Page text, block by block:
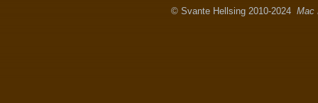
© Svante Hellsing 2010-2024 Mac